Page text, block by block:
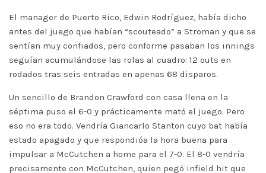
El manager de Puerto Rico, Edwin Rodríguez, había dicho
antes del juego que habían “scouteado” a Stroman y que se
sentían muy confiados, pero conforme pasaban los innings
seguían acumulándose las rolas al cuadro: 12 outs en
rodados tras seis entradas en apenas 68 disparos.
Un sencillo de Brandon Crawford con casa llena en la
séptima puso el 6-0 y prácticamente mató el juego. Pero
eso no era todo. Vendría Giancarlo Stanton cuyo bat había
estado apagado y que respondióa la hora buena para
impulsar a McCutchen a home para el 7-0. El 8-0 vendría
precisamente con McCutchen, quien pegó infield hit que